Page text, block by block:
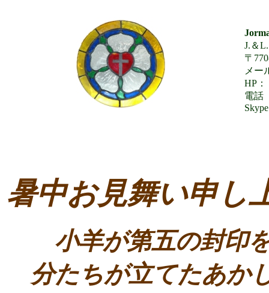
J.＆
〒
メー
HP
電話
暑中お見舞い申し
小羊が第五の封印
分たちが立てたあか